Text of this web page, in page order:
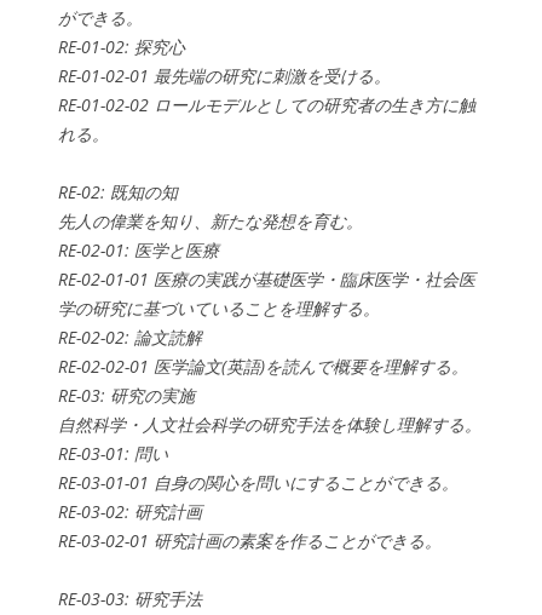
ができる。
RE-01-02: 探究心
RE-01-02-01 最先端の研究に刺激を受ける。
RE-01-02-02 ロールモデルとしての研究者の生き方に触
れる。
RE-02: 既知の知
先人の偉業を知り、新たな発想を育む。
RE-02-01: 医学と医療
RE-02-01-01 医療の実践が基礎医学・臨床医学・社会医
学の研究に基づいていることを理解する。
RE-02-02: 論文読解
RE-02-02-01 医学論文(英語)を読んで概要を理解する。
RE-03: 研究の実施
自然科学・人文社会科学の研究手法を体験し理解する。
RE-03-01: 問い
RE-03-01-01 自身の関心を問いにすることができる。
RE-03-02: 研究計画
RE-03-02-01 研究計画の素案を作ることができる。
RE-03-03: 研究手法